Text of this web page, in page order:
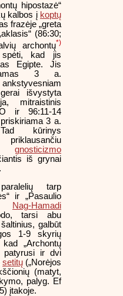
hipostazė“
kalbos į koptų
frazėje „greta
(86:30;
archontų*)
spėti, kad jis
Egipte. Jis
3 a.
išvystyta
mitraistinis
ir 96:11-14
3 a.
kūrinys
gnosticizmo
iš grynai
tarp
ir „Pasaulio
Nag-Hamadi
tarsi abu
galbūt
1-9 skyrių
„Archontų
patyrusi ir dvi
setitų („Norėjos
(matyt,
palyg. Ef
įtakoje.